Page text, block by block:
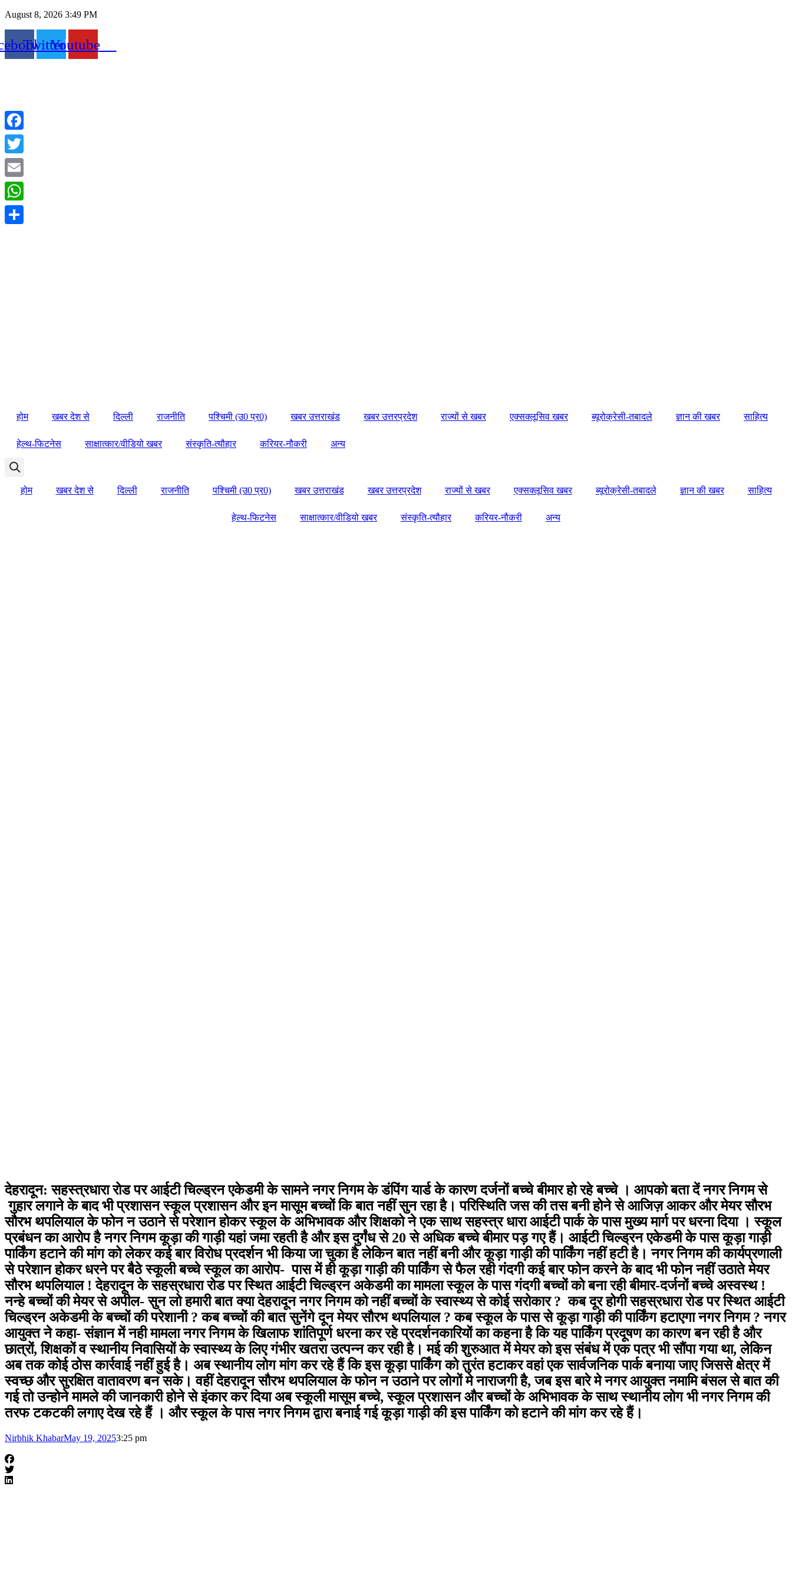
Skip
August 8, 2026 3:49 PM
TwitterYoutube
होम खबर देश से दिल्ली राजनीति पश्चिमी (उ0 प्र0) खबर उत्तराखंड खबर उत्तरप्रदेश राज्यों से खबर एक्सक्लूसिव खबर ब्यूरोक्रेसी-तबादले ज्ञान की खबर साहित्य
हेल्थ-फिटनेस साक्षात्कार/वीडियो खबर संस्कृति-त्यौहार करियर-नौकरी अन्य
होम खबर देश से दिल्ली राजनीति पश्चिमी (उ0 प्र0) खबर उत्तराखंड खबर उत्तरप्रदेश राज्यों से खबर एक्सक्लूसिव खबर ब्यूरोक्रेसी-तबादले ज्ञान की खबर साहित्य
हेल्थ-फिटनेस साक्षात्कार/वीडियो खबर संस्कृति-त्यौहार करियर-नौकरी अन्य
देहरादून: सहस्त्रधारा रोड पर आईटी चिल्ड्रन एकेडमी के सामने नगर निगम के डंपिंग यार्ड के कारण दर्जनों बच्चे बीमार हो रहे बच्चे । आपको बता दें नगर निगम से
गुहार लगाने के बाद भी प्रशासन स्कूल प्रशासन और इन मासूम बच्चों कि बात नहीं सुन रहा है। परिस्थिति जस की तस बनी होने से आजिज़ आकर और मेयर सौरभ
सौरभ थपलियाल के फोन न उठाने से परेशान होकर स्कूल के अभिभावक और शिक्षको ने एक साथ सहस्त्र धारा आईटी पार्क के पास मुख्य मार्ग पर धरना दिया । स्कूल
प्रबंधन का आरोप है नगर निगम कूड़ा की गाड़ी यहां जमा रहती है और इस दुर्गंध से 20 से अधिक बच्चे बीमार पड़ गए हैं। आईटी चिल्ड्रन एकेडमी के पास कूड़ा गाड़ी
पार्किंग हटाने की मांग को लेकर कई बार विरोध प्रदर्शन भी किया जा चुका है लेकिन बात नहीं बनी और कूड़ा गाड़ी की पार्किंग नहीं हटी है। नगर निगम की कार्यप्रणाली
से परेशान होकर धरने पर बैठे स्कूली बच्चे स्कूल का आरोप- पास में ही कूड़ा गाड़ी की पार्किंग से फैल रही गंदगी कई बार फोन करने के बाद भी फोन नहीं उठाते मेयर
सौरभ थपलियाल ! देहरादून के सहस्रधारा रोड पर स्थित आईटी चिल्ड्रन अकेडमी का मामला स्कूल के पास गंदगी बच्चों को बना रही बीमार-दर्जनों बच्चे अस्वस्थ !
नन्हे बच्चों की मेयर से अपील- सुन लो हमारी बात क्या देहरादून नगर निगम को नहीं बच्चों के स्वास्थ्य से कोई सरोकार ? कब दूर होगी सहस्रधारा रोड पर स्थित आईटी
चिल्ड्रन अकेडमी के बच्चों की परेशानी ? कब बच्चों की बात सुनेंगे दून मेयर सौरभ थपलियाल ? कब स्कूल के पास से कूड़ा गाड़ी की पार्किंग हटाएगा नगर निगम ? नगर
आयुक्त ने कहा- संज्ञान में नही मामला नगर निगम के खिलाफ शांतिपूर्ण धरना कर रहे प्रदर्शनकारियों का कहना है कि यह पार्किंग प्रदूषण का कारण बन रही है और
छात्रों, शिक्षकों व स्थानीय निवासियों के स्वास्थ्य के लिए गंभीर खतरा उत्पन्न कर रही है। मई की शुरुआत में मेयर को इस संबंध में एक पत्र भी सौंपा गया था, लेकिन
अब तक कोई ठोस कार्रवाई नहीं हुई है। अब स्थानीय लोग मांग कर रहे हैं कि इस कूड़ा पार्किंग को तुरंत हटाकर वहां एक सार्वजनिक पार्क बनाया जाए जिससे क्षेत्र में
स्वच्छ और सुरक्षित वातावरण बन सके। वहीं देहरादून सौरभ थपलियाल के फोन न उठाने पर लोगों मे नाराजगी है, जब इस बारे मे नगर आयुक्त नमामि बंसल से बात की
गई तो उन्होने मामले की जानकारी होने से इंकार कर दिया अब स्कूली मासूम बच्चे, स्कूल प्रशासन और बच्चों के अभिभावक के साथ स्थानीय लोग भी नगर निगम की
तरफ टकटकी लगाए देख रहे हैं । और स्कूल के पास नगर निगम द्वारा बनाई गई कूड़ा गाड़ी की इस पार्किंग को हटाने की मांग कर रहे हैं।
Nirbhik KhabarMay 19, 20253:25 pm
Facebook
Twitter
Email
WhatsApp